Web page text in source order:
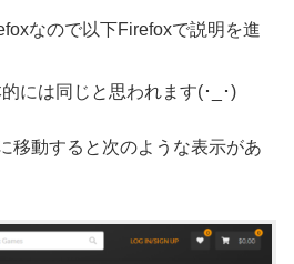
なので以下Firefoxで説明を進
には同じと思われます(･_･)
移動すると次のような表示があ